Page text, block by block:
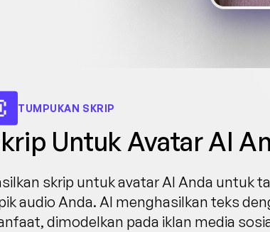
TUMPUKAN SKRIP
Untuk Avatar AI
skrip untuk avatar AI Anda untuk
audio Anda. AI menghasilkan teks
dimodelkan pada iklan media